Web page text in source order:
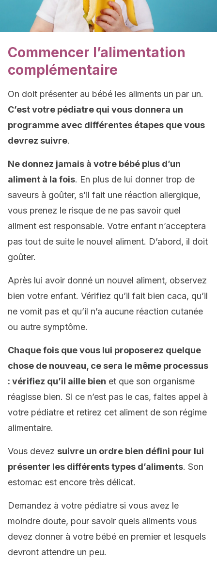
Commencer l’alimentation
complémentaire
On doit présenter au bébé les aliments un par un.
C’est votre pédiatre qui vous donnera un
programme avec différentes étapes que vous
devrez suivre.
Ne donnez jamais à votre bébé plus d’un
aliment à la fois. En plus de lui donner trop de
saveurs à goûter, s’il fait une réaction allergique,
vous prenez le risque de ne pas savoir quel
aliment est responsable. Votre enfant n’acceptera
pas tout de suite le nouvel aliment. D’abord, il doit
goûter.
Après lui avoir donné un nouvel aliment, observez
bien votre enfant. Vérifiez qu’il fait bien caca, qu’il
ne vomit pas et qu’il n’a aucune réaction cutanée
ou autre symptôme.
Chaque fois que vous lui proposerez quelque
chose de nouveau, ce sera le même processus
: vérifiez qu’il aille bien et que son organisme
réagisse bien. Si ce n’est pas le cas, faites appel à
votre pédiatre et retirez cet aliment de son régime
alimentaire.
Vous devez suivre un ordre bien défini pour lui
présenter les différents types d’aliments. Son
estomac est encore très délicat.
Demandez à votre pédiatre si vous avez le
moindre doute, pour savoir quels aliments vous
devez donner à votre bébé en premier et lesquels
devront attendre un peu.